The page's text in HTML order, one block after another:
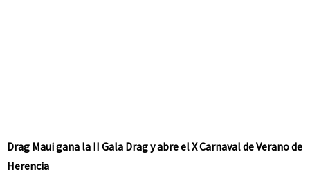
Drag Maui gana la II Gala Drag y abre el X Carnaval de Verano de
Herencia